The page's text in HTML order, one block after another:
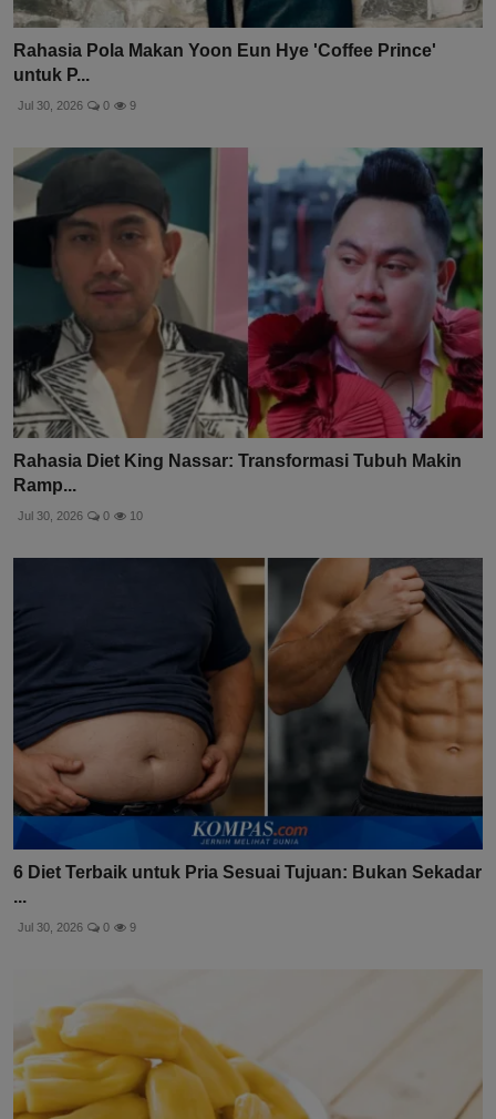
Rahasia Pola Makan Yoon Eun Hye 'Coffee Prince'
untuk P...
Jul 30, 2026 0 9
Rahasia Diet King Nassar: Transformasi Tubuh Makin
Ramp...
Jul 30, 2026 0 10
6 Diet Terbaik untuk Pria Sesuai Tujuan: Bukan Sekadar
...
Jul 30, 2026 0 9